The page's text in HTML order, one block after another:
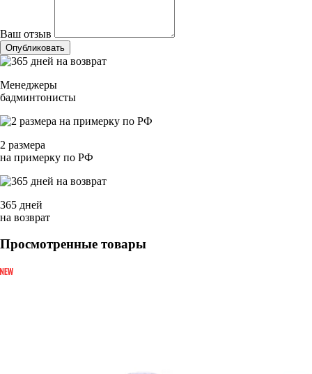
Ваш отзыв
Опубликовать
Менеджеры
бадминтонисты
2 размера
на примерку по РФ
365 дней
на возврат
Просмотренные товары